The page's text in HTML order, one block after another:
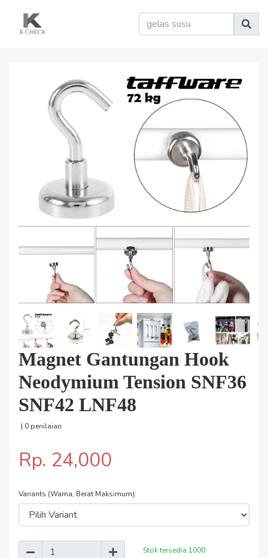
Magnet Gantungan Hook
Neodymium Tension SNF36
SNF42 LNF48
| 0 penilaian
Rp. 24,000
Variants (Warna, Berat Maksimum):
Stok tersedia 1000